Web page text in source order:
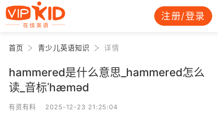
注册/登录
首页 青少儿英语知识 详情
hammered是什么意思_hammered怎么
读_音标ˈhæməd
有资有料 2025-12-23 21:25:04